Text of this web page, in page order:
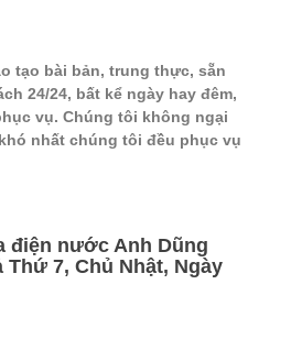
tạo bài bản, trung thực, sẵn
24/24, bất kể ngày hay đêm,
vụ. Chúng tôi không ngại
nhất chúng tôi đều phục vụ
điện nước Anh Dũng
Thứ 7, Chủ Nhật, Ngày